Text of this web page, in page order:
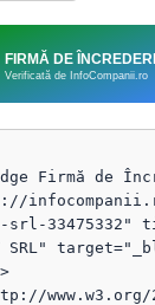
FIRMĂ DE
Verificată de InfoCompanii.ro
Firmă de
srl-33475332"
SRL"
www.w3.org/